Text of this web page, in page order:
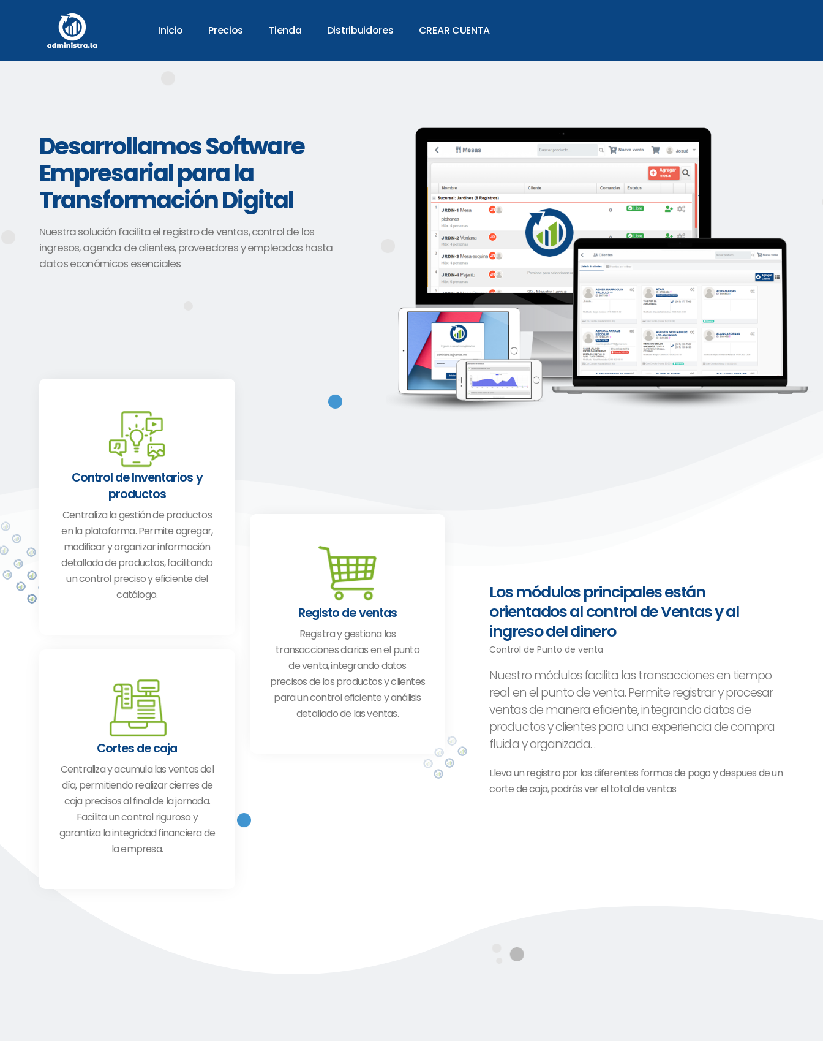
Inicio Precios Tienda Distribuidores CREAR CUENTA
Desarrollamos Software
Empresarial para la
Transformación Digital
Nuestra solución facilita el registro de ventas, control de los
ingresos, agenda de clientes, proveedores y empleados hasta
datos económicos esenciales
Control de Inventarios y
productos
Centraliza la gestión de productos
en la plataforma. Permite agregar,
modificar y organizar información
detallada de productos, facilitando
un control preciso y eficiente del
catálogo.
Cortes de caja
Centraliza y acumula las ventas del
día, permitiendo realizar cierres de
caja precisos al final de la jornada.
Facilita un control riguroso y
garantiza la integridad financiera de
la empresa.
Registo de ventas
Registra y gestiona las
transacciones diarias en el punto
de venta, integrando datos
precisos de los productos y clientes
para un control eficiente y análisis
detallado de las ventas.
Los módulos principales están
orientados al control de Ventas y al
ingreso del dinero
Control de Punto de venta
Nuestro módulos facilita las transacciones en tiempo
real en el punto de venta. Permite registrar y procesar
ventas de manera eficiente, integrando datos de
productos y clientes para una experiencia de compra
fluida y organizada. .
Lleva un registro por las diferentes formas de pago y despues de un
corte de caja, podrás ver el total de ventas